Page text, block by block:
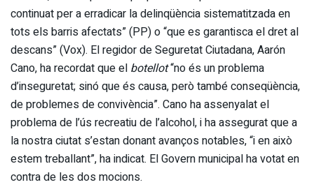
continuat per a erradicar la delinqüència sistematitzada en
tots els barris afectats” (PP) o “que es garantisca el dret al
descans” (Vox). El regidor de Seguretat Ciutadana, Aarón
Cano, ha recordat que el botellot“no és un problema
d’inseguretat; sinó que és causa, però també conseqüència,
de problemes de convivència”. Cano ha assenyalat el
problema de l’ús recreatiu de l’alcohol, i ha assegurat que a
la nostra ciutat s’estan donant avanços notables, “i en això
estem treballant”, ha indicat. El Govern municipal ha votat en
contra de les dos mocions.